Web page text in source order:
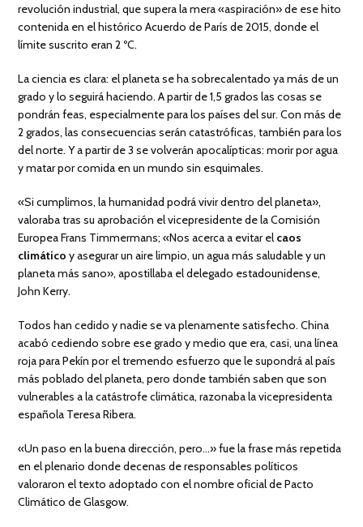
revolución industrial, que supera la mera «aspiración» de ese hito
contenida en el histórico Acuerdo de París de 2015, donde el
límite suscrito eran 2 ºC.
La ciencia es clara: el planeta se ha sobrecalentado ya más de un
grado y lo seguirá haciendo. A partir de 1,5 grados las cosas se
pondrán feas, especialmente para los países del sur. Con más de
2 grados, las consecuencias serán catastróficas, también para los
del norte. Y a partir de 3 se volverán apocalípticas: morir por agua
y matar por comida en un mundo sin esquimales.
«Si cumplimos, la humanidad podrá vivir dentro del planeta»,
valoraba tras su aprobación el vicepresidente de la Comisión
Europea Frans Timmermans; «Nos acerca a evitar el caos
climático y asegurar un aire limpio, un agua más saludable y un
planeta más sano», apostillaba el delegado estadounidense,
John Kerry.
Todos han cedido y nadie se va plenamente satisfecho. China
acabó cediendo sobre ese grado y medio que era, casi, una línea
roja para Pekín por el tremendo esfuerzo que le supondrá al país
más poblado del planeta, pero donde también saben que son
vulnerables a la catástrofe climática, razonaba la vicepresidenta
española Teresa Ribera.
«Un paso en la buena dirección, pero…» fue la frase más repetida
en el plenario donde decenas de responsables políticos
valoraron el texto adoptado con el nombre oficial de Pacto
Climático de Glasgow.